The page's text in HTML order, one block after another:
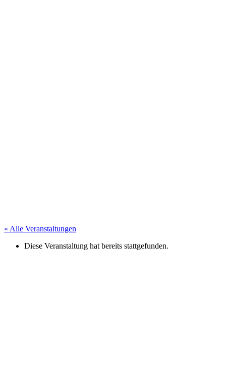
« Alle Veranstaltungen
Diese Veranstaltung hat bereits stattgefunden.